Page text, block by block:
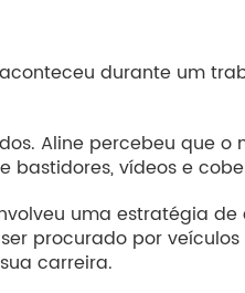
durante um
Aline percebeu que
vídeos e
uma estratégia
procurado por
carreira.